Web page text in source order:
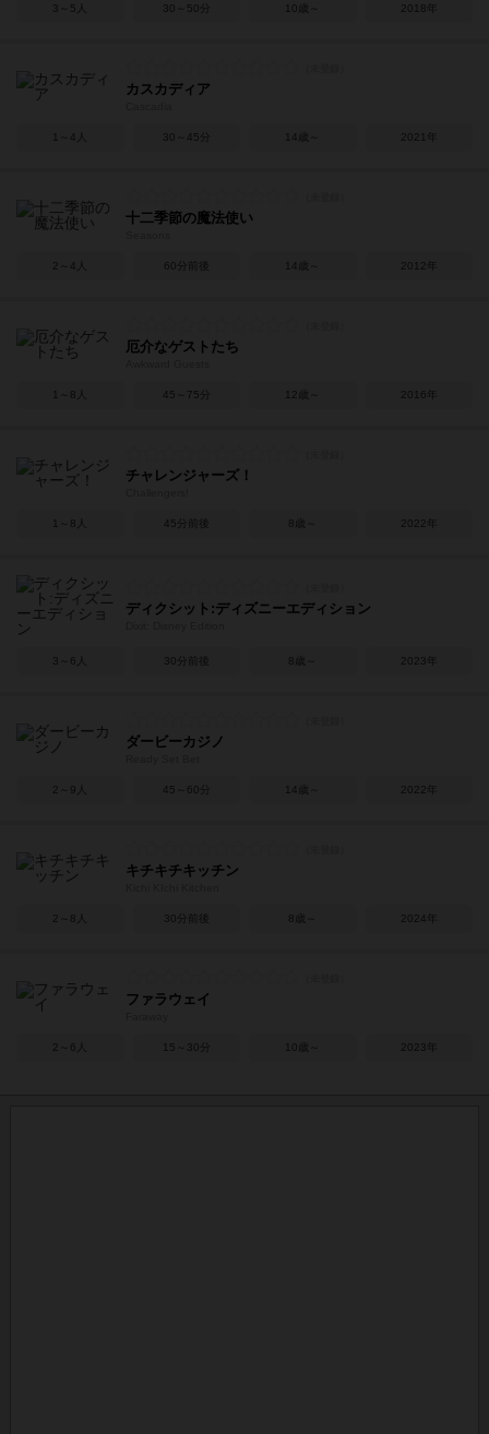
3～5人 30～50分 10歳～ 2018年
カスカディア
1～4人 30～45分 14歳～ 2021年
十二季節の魔法使い
2～4人 60分前後 14歳～ 2012年
厄介なゲストたち
1～8人 45～75分 12歳～ 2016年
チャレンジャーズ！
1～8人 45分前後 8歳～ 2022年
ディクシット:ディズニーエディション
3～6人 30分前後 8歳～ 2023年
ダービーカジノ
2～9人 45～60分 14歳～ 2022年
キチキチキッチン
2～8人 30分前後 8歳～ 2024年
ファラウェイ
2～6人 15～30分 10歳～ 2023年